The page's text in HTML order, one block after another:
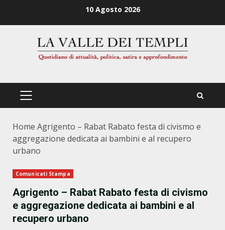
10 Agosto 2026
PRIMÄRES
Home Agrigento – Rabat Rabato festa di civismo e
aggregazione dedicata ai bambini e al recupero
urbano
Comunicati Stampa
Agrigento – Rabat Rabato festa di civismo
e aggregazione dedicata ai bambini e al
recupero urbano